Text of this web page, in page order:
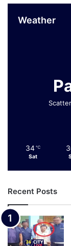
Weather
34 ℃
Sat
Recent Posts